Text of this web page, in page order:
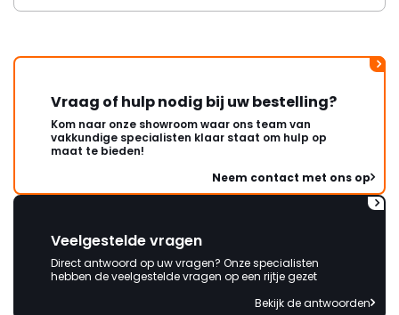
Vraag of hulp nodig bij uw bestelling?
Kom naar onze showroom waar ons team van
vakkundige specialisten klaar staat om hulp op
maat te bieden!
Neem contact met ons op
Veelgestelde vragen
Direct antwoord op uw vragen? Onze specialisten
hebben de veelgestelde vragen op een rijtje gezet
Bekijk de antwoorden